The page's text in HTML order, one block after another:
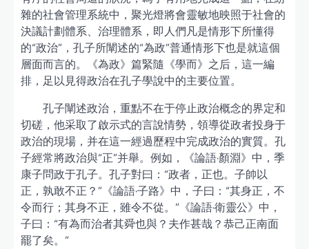
雜的社會管理系統中，聚光燈將會靈敏地映照于社會的
決議計劃體系、治理體系，即人們凡是情形下所懂得
的“政治”，孔子所闡述的“為政”普通情形下也是就這個
層面而言的。《為政》篇緊隨《學而》之后，這一編
排，足以見得政治在孔子學說中的主要位置。
孔子闡述政治，重點不在于停止政治概念的界定和
切磋，他采取了啟示式的言說情勢，領導從政者投身于
政治的現場，并在這一經過歷程中完成政治的實質。孔
子經常將政治與“正”并舉。例如，《論語·顏淵》中，季
康子問政于孔子。孔子對曰：“政者，正也。子帥以
正，孰敢不正？”《論語·子路》中，子曰：“其身正，不
令而行；其身不正，雖令不從。”《論語·衛靈公》中，
子曰：“有為而治者其舜也與？夫作甚哉？恭己正南面
罷了矣。”